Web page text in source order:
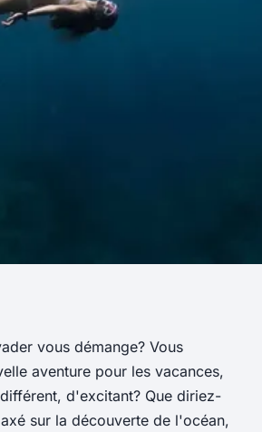
un
la pratique de
marine?
vous démange? Vous
aventure pour les vacances,
d'excitant? Que diriez-
sur la découverte de l'océan,